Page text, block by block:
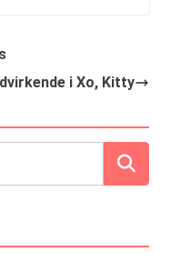
i Xo, Kitty